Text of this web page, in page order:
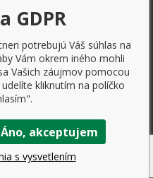
- Tuning shop, športové
práva vyhradené.
GDPR
potrebujú Váš súhlas na
Vám okrem iného mohli
Vašich záujmov pomocou
kliknutím na políčko
Áno, akceptujem
s vysvetlením